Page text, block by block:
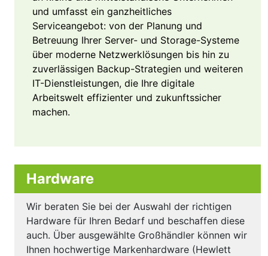
und umfasst ein ganzheitliches
Serviceangebot: von der Planung und
Betreuung Ihrer Server- und Storage-Systeme
über moderne Netzwerklösungen bis hin zu
zuverlässigen Backup-Strategien und weiteren
IT-Dienstleistungen, die Ihre digitale
Arbeitswelt effizienter und zukunftssicher
machen.
Hardware
Wir beraten Sie bei der Auswahl der richtigen
Hardware für Ihren Bedarf und beschaffen diese
auch. Über ausgewählte Großhändler können wir
Ihnen hochwertige Markenhardware (Hewlett